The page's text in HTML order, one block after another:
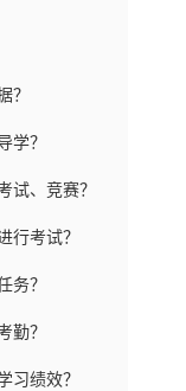
？
学？
试、竞赛？
行考试？
务？
勤？
习绩效？